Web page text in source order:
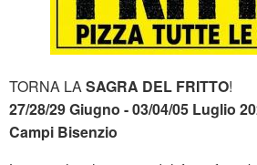
TORNA LASAGRA DEL FRITTO!
27/28/29 Giugno - 03/04/05 Luglio
Campi Bisenzio